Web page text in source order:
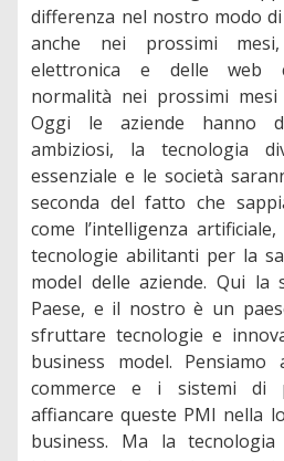
differenza nel nostro modo
anche nei prossimi
elettronica e delle web
normalità nei prossimi
Oggi le aziende hanno
ambiziosi, la tecnologia
essenziale e le società
seconda del fatto che
come l’intelligenza
tecnologie abilitanti per la
model delle aziende. Qui la
Paese, e il nostro è un
sfruttare tecnologie e
business model.
commerce e i sistemi di
affiancare queste PMI nella
business. Ma la